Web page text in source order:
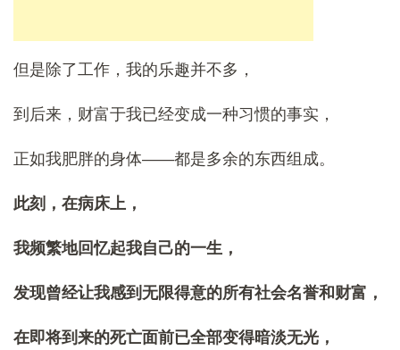
但是除了工作，我的乐趣并不多，
到后来，财富于我已经变成一种习惯的事实，
正如我肥胖的身体——都是多余的东西组成。
此刻，在病床上，
我频繁地回忆起我自己的一生，
发现曾经让我感到无限得意的所有社会名誉和财富，
在即将到来的死亡面前已全部变得暗淡无光，